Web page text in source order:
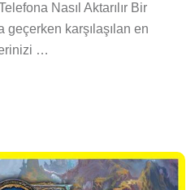
Nasıl Aktarılır Bir
geçerken karşılaşılan en
…